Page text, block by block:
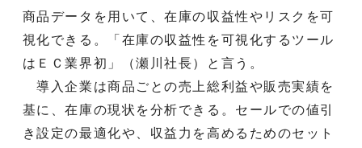
商品データを用いて、在庫の収益性やリスクを可
視化できる。「在庫の収益性を可視化するツール
はＥＣ業界初」（瀬川社長）と言う。
導入企業は商品ごとの売上総利益や販売実績を
基に、在庫の現状を分析できる。セールでの値引
き設定の最適化や、収益力を高めるためのセット